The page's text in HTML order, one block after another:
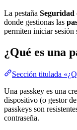
La pestaña Seguridad
donde gestionas las
permiten iniciar sesión
¿Qué es una
Sección titulada
Una passkey es una
dispositivo (o gestor
passkeys son
contraseña.